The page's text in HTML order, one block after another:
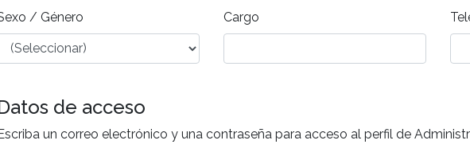
/ Género Cargo
de acceso
un correo electrónico y una contraseña para acceso al perfil de